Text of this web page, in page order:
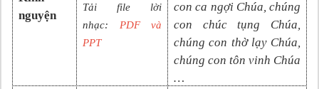
nguyện
Tải file lời
nhạc: PDF và
PPT
con ca ngợi Chúa, chúng
con chúc tụng Chúa,
chúng con thờ lạy Chúa,
chúng con tôn vinh Chúa
…